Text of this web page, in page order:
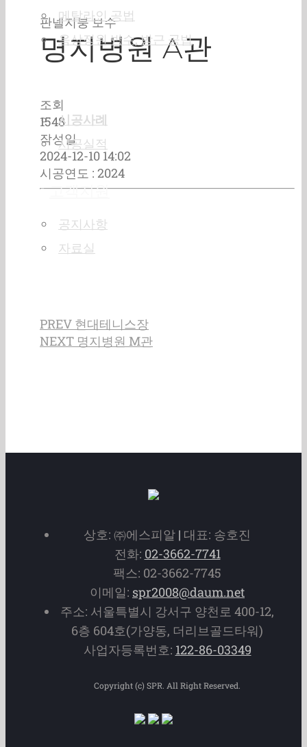
메탈라인 공법
옥상정원 방수, 방근 공법
시공사례
시공실적
고객지원
공지사항
자료실
판넬지붕 보수
명지병원 A관
조회
1548
작성일
2024-12-10 14:02
시공연도 : 2024
PREV 현대테니스장
NEXT 명지병원 M관
상호: ㈜에스피알 | 대표: 송호진
전화: 02-3662-7741
팩스: 02-3662-7745
이메일: spr2008@daum.net
주소: 서울특별시 강서구 양천로 400-12,
6층 604호(가양동, 더리브골드타워)
사업자등록번호: 122-86-03349
Copyright (c) SPR. All Right Reserved.